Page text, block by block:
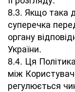
8.3. Якщо така
суперечка
органу
України.
8.4. Ця
між
регулюється